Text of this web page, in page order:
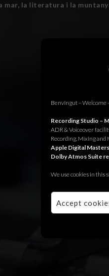
Benvingut – Welcome
Recording Studio –
ADR & Voiceover
Recording, Mixing
Apple Digital
Dolby Atmos Suite
We use cookies in this
Accept
mar, la literatura i la